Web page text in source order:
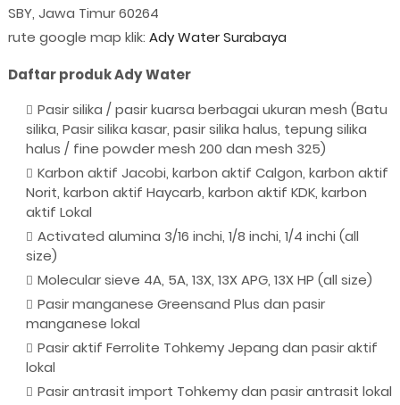
SBY, Jawa Timur 60264
rute google map klik: Ady Water Surabaya
Daftar produk Ady Water
Pasir silika / pasir kuarsa berbagai ukuran mesh (Batu
silika, Pasir silika kasar, pasir silika halus, tepung silika
halus / fine powder mesh 200 dan mesh 325)
Karbon aktif Jacobi, karbon aktif Calgon, karbon aktif
Norit, karbon aktif Haycarb, karbon aktif KDK, karbon
aktif Lokal
Activated alumina 3/16 inchi, 1/8 inchi, 1/4 inchi (all
size)
Molecular sieve 4A, 5A, 13X, 13X APG, 13X HP (all size)
Pasir manganese Greensand Plus dan pasir
manganese lokal
Pasir aktif Ferrolite Tohkemy Jepang dan pasir aktif
lokal
Pasir antrasit import Tohkemy dan pasir antrasit lokal